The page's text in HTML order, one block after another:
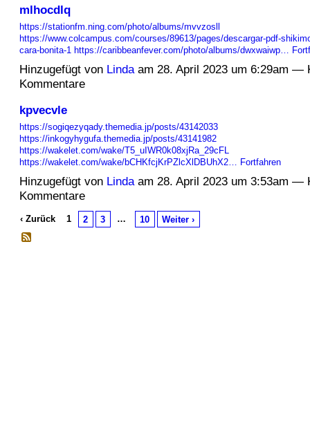
mlhocdlq
https://stationfm.ning.com/photo/albums/mvvzosll
https://www.colcampus.com/courses/89613/pages/descargar-pdf-
cara-bonita-1 https://caribbeanfever.com/photo/albums/dwxwaiwp…
Hinzugefügt von Lindaam 28. April 2023 um 6:29am —
Kommentare
kpvecvle
https://sogiqezyqady.themedia.jp/posts/43142033
https://inkogyhygufa.themedia.jp/posts/43141982
https://wakelet.com/wake/T5_uIWR0k08xjRa_29cFL
https://wakelet.com/wake/bCHKfcjKrPZlcXlDBUhX2…
Fortfahren
Hinzugefügt von Lindaam 28. April 2023 um 3:53am —
Kommentare
‹ Zurück 1 2 3 … 10 Weiter ›